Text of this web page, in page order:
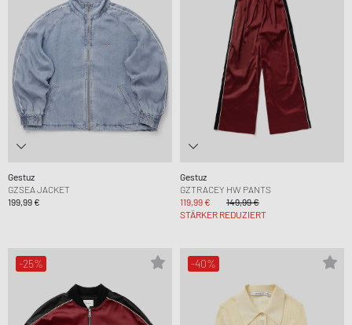
Gestuz
GZSEA JACKET
199,99 €
Gestuz
GZTRACEY HW PANTS
119,99 €
149,99 €
STÄRKER REDUZIERT
-25% -40%